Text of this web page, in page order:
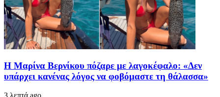
Η Μαρίνα Βερνίκου πόζαρε με λαγοκέφαλο: «Δεν
υπάρχει κανένας λόγος να φοβόμαστε τη θάλασσα»
3 λεπτά ago